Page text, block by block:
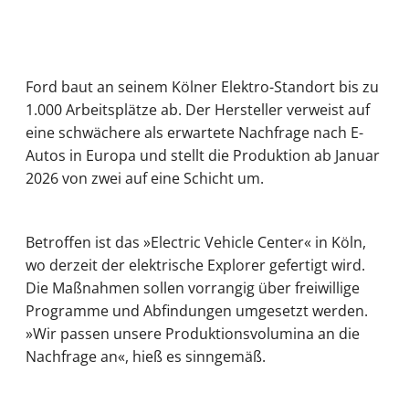
Ford baut an seinem Kölner Elektro-Standort bis zu
1.000 Arbeitsplätze ab. Der Hersteller verweist auf
eine schwächere als erwartete Nachfrage nach E-
Autos in Europa und stellt die Produktion ab Januar
2026 von zwei auf eine Schicht um.
Betroffen ist das »Electric Vehicle Center« in Köln,
wo derzeit der elektrische Explorer gefertigt wird.
Die Maßnahmen sollen vorrangig über freiwillige
Programme und Abfindungen umgesetzt werden.
»Wir passen unsere Produktionsvolumina an die
Nachfrage an«, hieß es sinngemäß.